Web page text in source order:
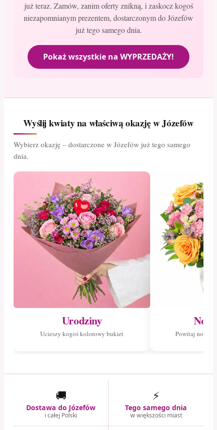
już teraz. Zamów, zanim oferty znikną, i zaskocz kogoś
niezapomnianym prezentem, dostarczonym do Józefów
już tego samego dnia.
Pokaż wszystkie na WYPRZEDAŻY!
Wyślij kwiaty na właściwą okazję w Józefów
Wybierz okazję – dostarczone w Józefów już tego samego
dnia.
Urodziny
Ucieszy kogoś kolorowy bukiet Powitaj
🚚
Dostawa do Józefów
i całej Polski
⚡
Tego samego dnia
w większości miast